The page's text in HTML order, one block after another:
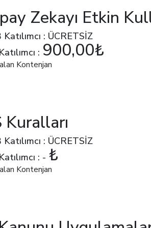
Zekayı Etkin
Katılımcı : ÜCRETSİZ
: 900,00₺
Kontenjan
Kuralları
Katılımcı : ÜCRETSİZ
: - ₺
Kontenjan